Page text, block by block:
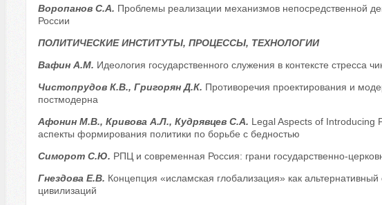
Воропанов С.А. Проблемы реализации механизмов непосредственной
России
ПОЛИТИЧЕСКИЕ ИНСТИТУТЫ, ПРОЦЕССЫ, ТЕХНОЛОГИИ
Вафин А.М. Идеология государственного служения в контексте стресса
Чистопрудов К.В., Григорян Д.К. Противоречия проектирования и
постмодерна
Афонин М.В., Кривова А.Л., Кудрявцев С.А. Legal Aspects of Introducing
аспекты формирования политики по борьбе с бедностью
Симорот С.Ю. РПЦ и современная Россия: грани государственно-
Гнездова Е.В. Концепция «исламская глобализация» как альтернативный
цивилизаций